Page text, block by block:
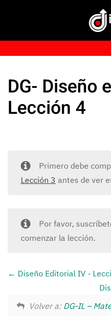
DG- Diseño
Lección 4
Primero debe
Lección 3 antes de ver
Por favor,
comenzar la lección.
Diseño Editorial IV -
Volver a: DG-IL –